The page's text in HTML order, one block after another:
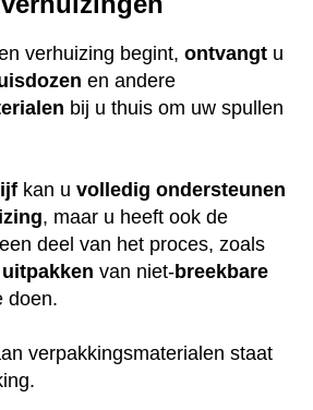
verhuizing begint, ontvangt u
en andere
bij u thuis om uw spullen
kan u volledig ondersteunen
, maar u heeft ook de
deel van het proces, zoals
uitpakken van niet-breekbare
doen.
verpakkingsmaterialen staat